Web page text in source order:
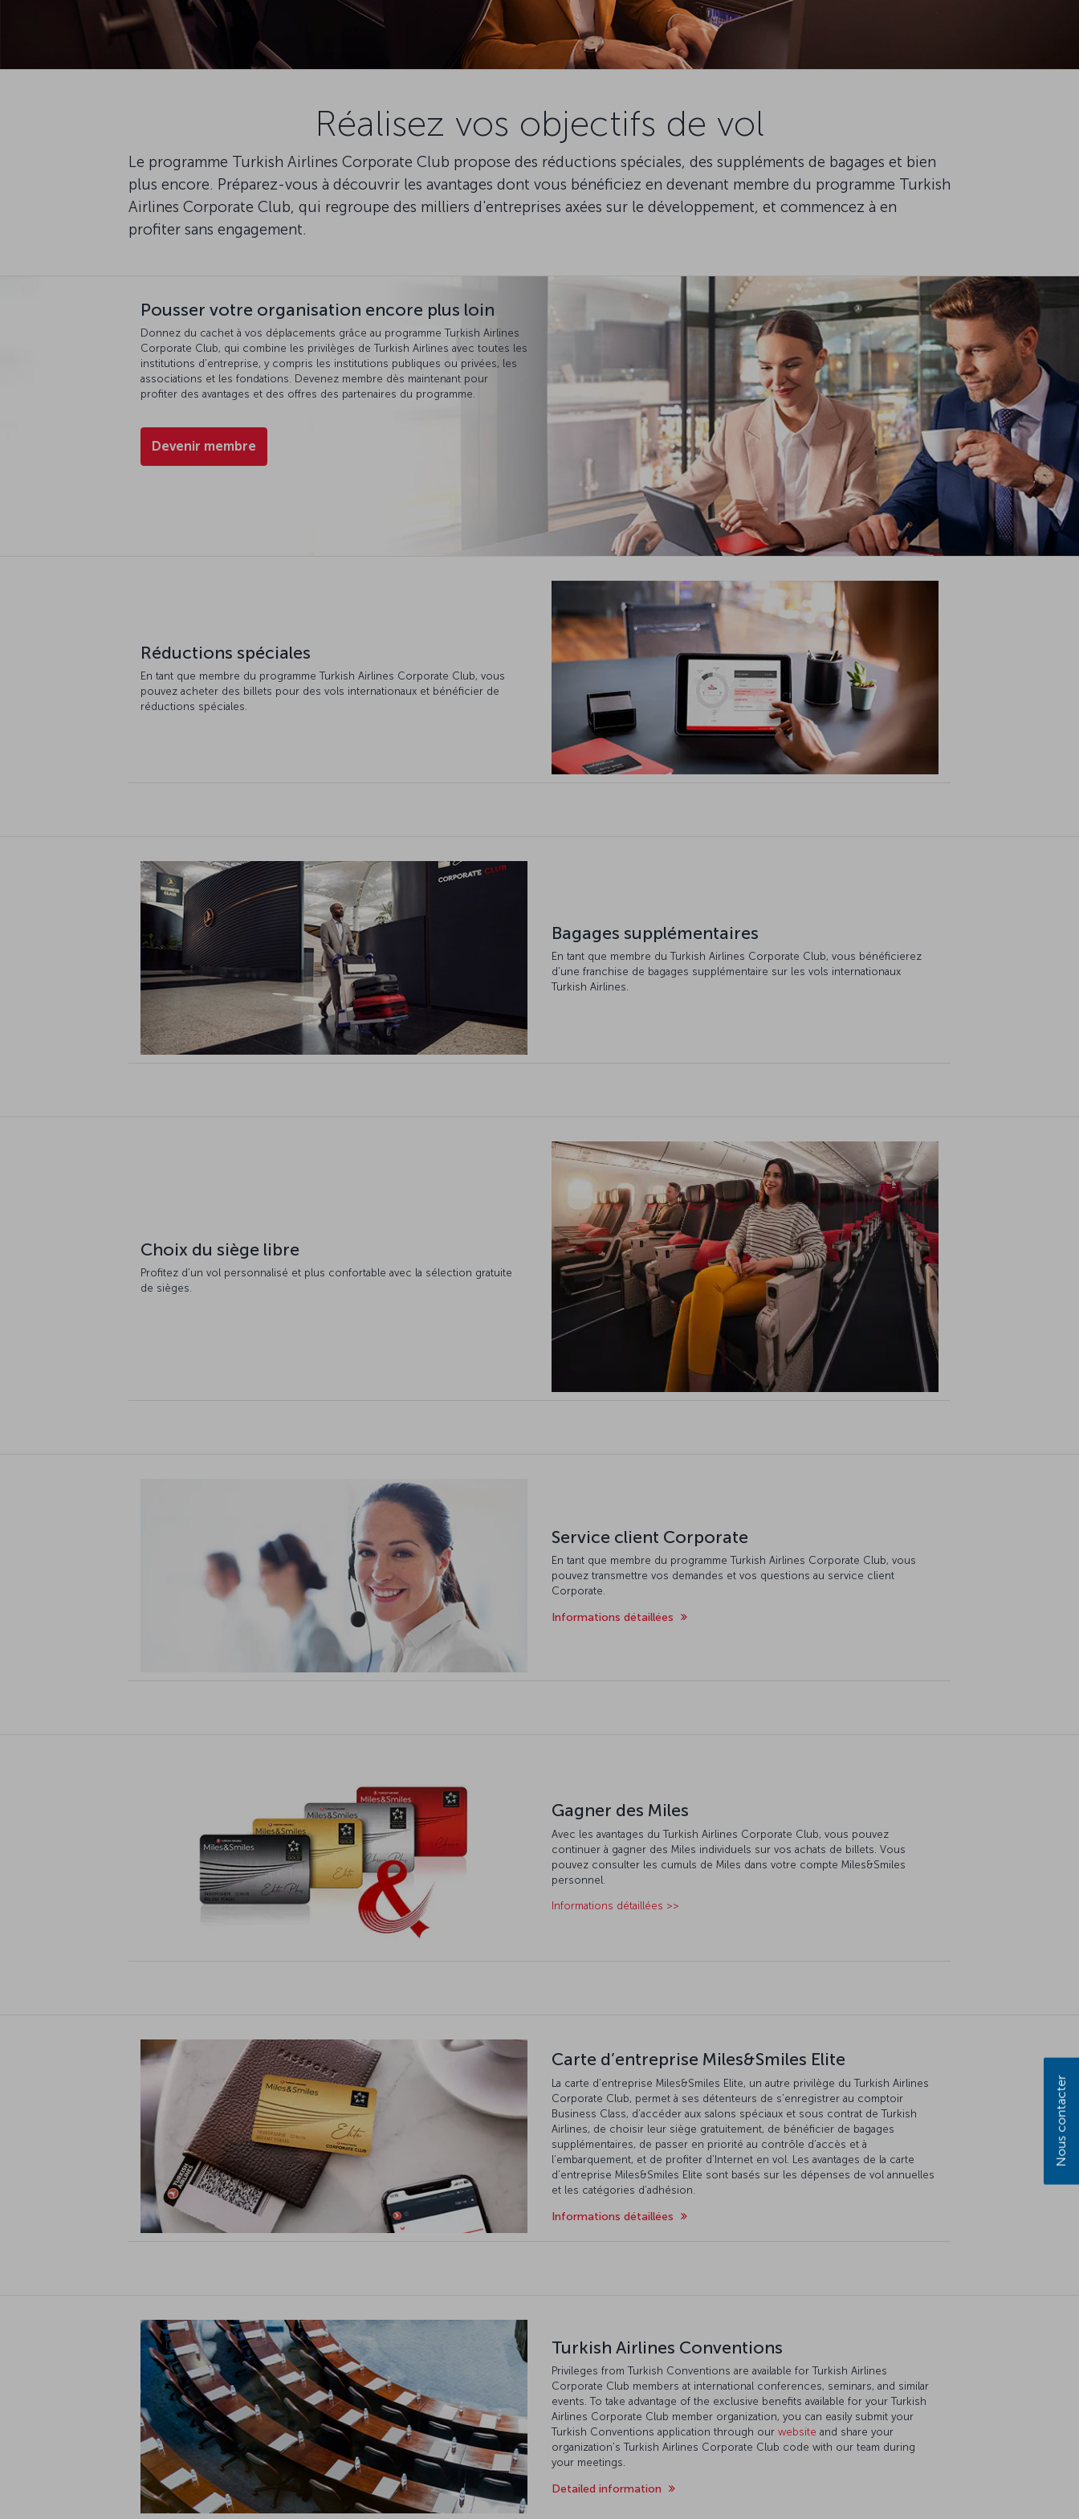
Réalisez vos objectifs de vol
Le programme Turkish Airlines Corporate Club propose des réductions spéciales, des suppléments de bagages et bien
plus encore. Préparez-vous à découvrir les avantages dont vous bénéficiez en devenant membre du programme Turkish
Airlines Corporate Club, qui regroupe des milliers d'entreprises axées sur le développement, et commencez à en
profiter sans engagement.
Pousser votre organisation encore plus loin
Donnez du cachet à vos déplacements grâce au programme Turkish Airlines
Corporate Club, qui combine les privilèges de Turkish Airlines avec toutes les
institutions d’entreprise, y compris les institutions publiques ou privées, les
associations et les fondations. Devenez membre dès maintenant pour
profiter des avantages et des offres des partenaires du programme.
Devenir membre
Réductions spéciales
En tant que membre du programme Turkish Airlines Corporate Club, vous
pouvez acheter des billets pour des vols internationaux et bénéficier de
réductions spéciales.
Bagages supplémentaires
En tant que membre du Turkish Airlines Corporate Club, vous bénéficierez
d’une franchise de bagages supplémentaire sur les vols internationaux
Turkish Airlines.
Choix du siège libre
Profitez d’un vol personnalisé et plus confortable avec la sélection gratuite
de sièges.
Service client Corporate
En tant que membre du programme Turkish Airlines Corporate Club, vous
pouvez transmettre vos demandes et vos questions au service client
Corporate.
Informations détaillées
Gagner des Miles
Avec les avantages du Turkish Airlines Corporate Club, vous pouvez
continuer à gagner des Miles individuels sur vos achats de billets. Vous
pouvez consulter les cumuls de Miles dans votre compte Miles&Smiles
personnel.
Informations détaillées >>
Carte d’entreprise Miles&Smiles Elite
La carte d’entreprise Miles&Smiles Elite, un autre privilège du Turkish Airlines
Corporate Club, permet à ses détenteurs de s’enregistrer au comptoir
Business Class, d’accéder aux salons spéciaux et sous contrat de Turkish
Airlines, de choisir leur siège gratuitement, de bénéficier de bagages
supplémentaires, de passer en priorité au contrôle d’accès et à
l’embarquement, et de profiter d’Internet en vol. Les avantages de la carte
d’entreprise Miles&Smiles Elite sont basés sur les dépenses de vol annuelles
et les catégories d’adhésion.
Informations détaillées
Turkish Airlines Conventions
Privileges from Turkish Conventions are available for Turkish Airlines
Corporate Club members at international conferences, seminars, and similar
events. To take advantage of the exclusive benefits available for your Turkish
Airlines Corporate Club member organization, you can easily submit your
Turkish Conventions application through our website and share your
organization's Turkish Airlines Corporate Club code with our team during
your meetings.
Detailed information
Nous contacter